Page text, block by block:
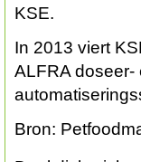
KSE.
In 2013 viert
ALFRA
Bron: